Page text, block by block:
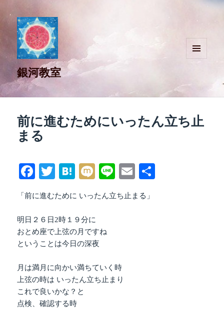
銀河教室
前に進むためにいったん立ち止
まる
Fa
ce
bo
ok
T
tte
r
H
en
a
M
i
Li
ne
E
ail
「前に進むために いったん立ち止まる」
明日２６日2時１９分に
おとめ座で上弦の月ですね
ということは今日の深夜
月は満月に向かい満ちていく時
上弦の時は いったん立ち止まり
これで良いかな？と
点検、確認する時